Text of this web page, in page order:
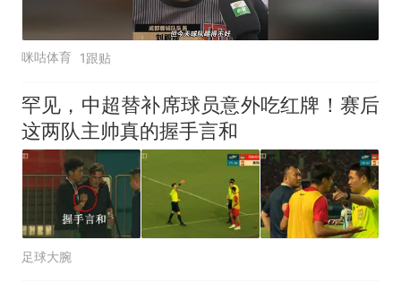
咪咕体育 1跟贴
罕见，中超替补席球员意外吃红牌！赛后
这两队主帅真的握手言和
足球大腕